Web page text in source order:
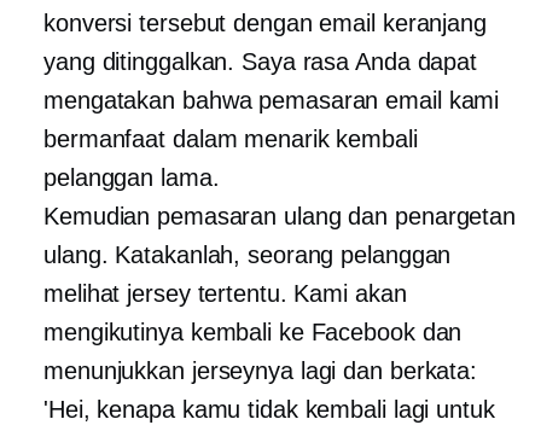
konversi tersebut dengan email keranjang
yang ditinggalkan. Saya rasa Anda dapat
mengatakan bahwa pemasaran email kami
bermanfaat dalam menarik kembali
pelanggan lama.
Kemudian pemasaran ulang dan penargetan
ulang. Katakanlah, seorang pelanggan
melihat jersey tertentu. Kami akan
mengikutinya kembali ke Facebook dan
menunjukkan jerseynya lagi dan berkata:
'Hei, kenapa kamu tidak kembali lagi untuk